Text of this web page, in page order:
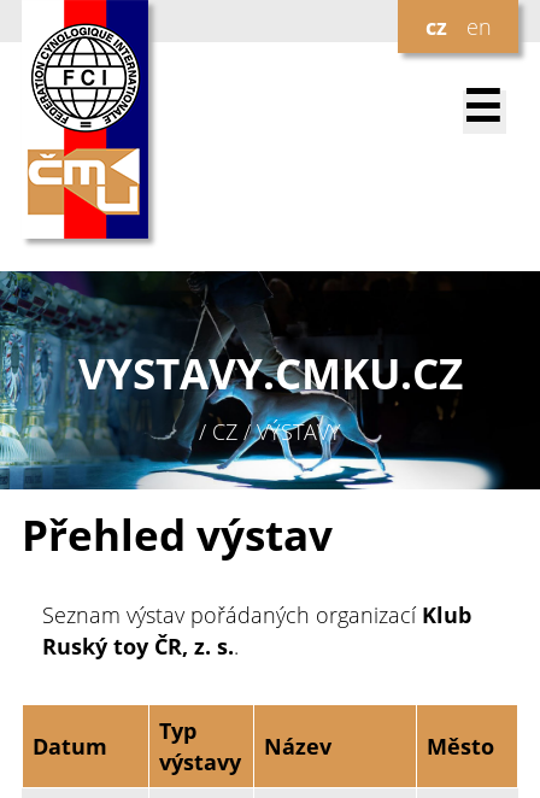
cz en
☰
VYSTAVY.CMKU.CZ
/ CZ / VÝSTAVY
Přehled výstav
Seznam výstav pořádaných organizací Klub
Ruský toy ČR, z. s..
Datum
Typ
výstavy
Název Město